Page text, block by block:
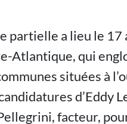
partielle a lieu le 17
Atlantique, qui
situées à
d’Eddy
facteur,